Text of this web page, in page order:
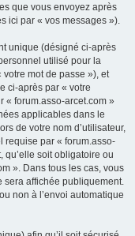
que vous envoyez après
ici par « vos messages »).
unique (désigné ci-après
utilisé pour la
mot de passe »), et
ci-après par « votre
« forum.asso-arcet.com »
applicables dans le
de votre nom d’utilisateur,
requise par « forum.asso-
qu’elle soit obligatoire ou
». Dans tous les cas, vous
sera affichée publiquement.
non à l’envoi automatique